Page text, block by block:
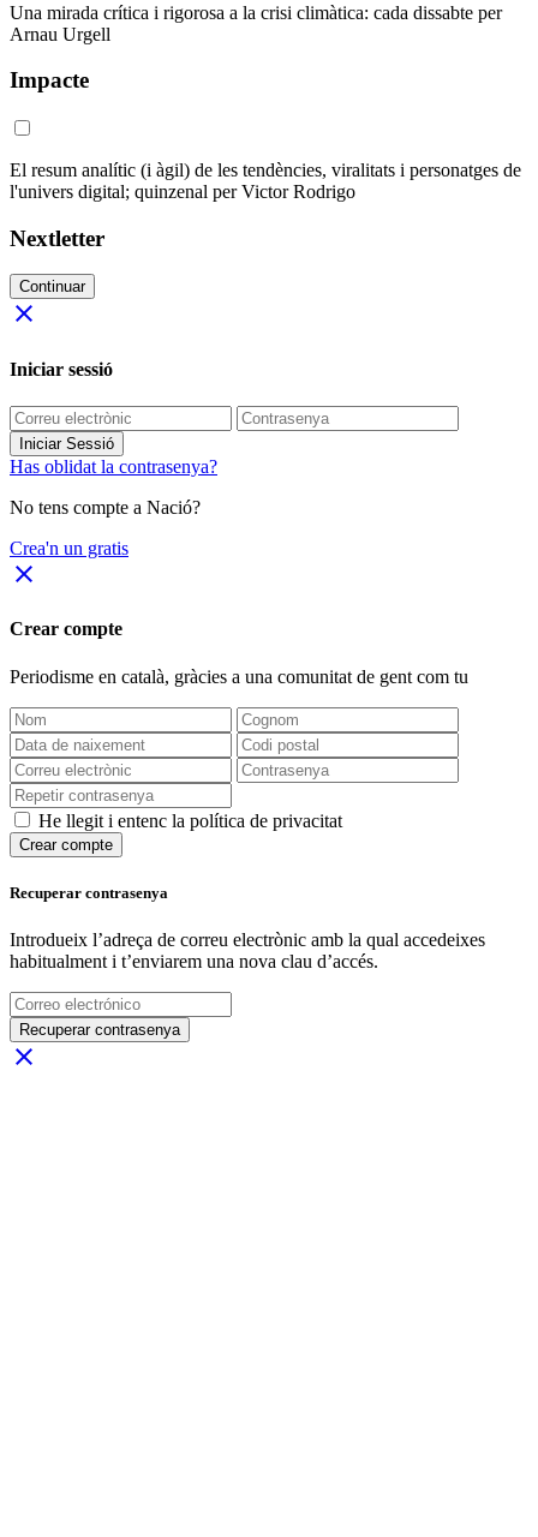
Una mirada crítica i rigorosa a la crisi climàtica: cada dissabte per
Arnau Urgell
Impacte
El resum analític (i àgil) de les tendències, viralitats i personatges de
l'univers digital; quinzenal per Victor Rodrigo
Nextletter
Continuar
close
Iniciar sessió
Iniciar Sessió
Has oblidat la contrasenya?
No tens compte a Nació?
Crea'n un gratis
close
Crear compte
Periodisme en català, gràcies a una comunitat de gent com tu
He llegit i entenc la política de privacitat
Crear compte
Recuperar contrasenya
Introdueix l’adreça de correu electrònic amb la qual accedeixes
habitualment i t’enviarem una nova clau d’accés.
Recuperar contrasenya
close